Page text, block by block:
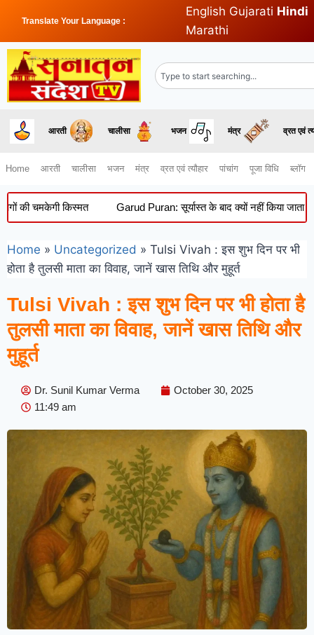
Translate Your Language :
English Gujarati Hindi
Marathi
आरती चालीसा भजन मंत्र व्रत एवं
Home आरती चालीसा भजन मंत्र व्रत एवं त्यौहार पांचांग पूजा विधि ब्लॉग
किस्मत Garud Puran: सूर्यास्त के बाद क्यों नहीं किया जाता अंतिम
Home » Uncategorized » Tulsi Vivah : इस शुभ दिन पर भी
होता है तुलसी माता का विवाह, जानें खास तिथि और मुहूर्त
Tulsi Vivah : इस शुभ दिन पर भी होता है
तुलसी माता का विवाह, जानें खास तिथि और
मुहूर्त
Dr. Sunil Kumar Verma
October 30, 2025
11:49 am